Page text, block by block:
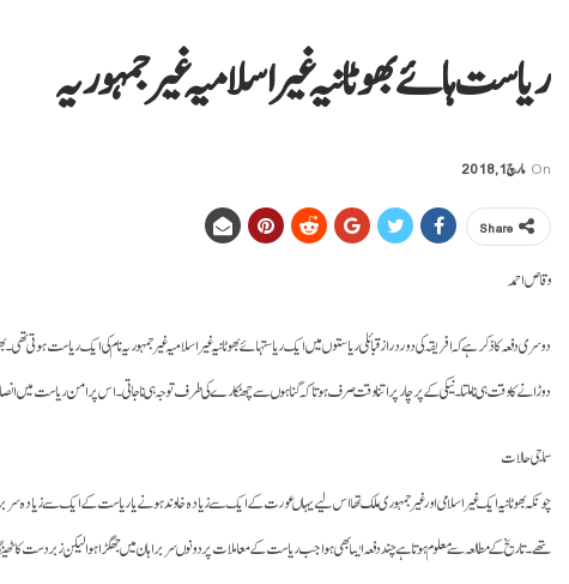
ریاست ہائے بھوٹانیہ غیر اسلامیہ غیر جمہوریہ
On مارچ 1, 2018
Share
وقاص احمد
دوسری دفعہ کا ذکر ہے کہ افریقہ کی دور دراز قبائلی ریاستوں میں ایک ریاستہائے بھوٹانیہ غیر اسلامیہ غیر جمہوریہ نام کی ایک
دوڑانے کا وقت ہی نا ملتا۔ نیکی کے پرچار پر اتنا وقت صرف ہوتا کہ گناہوں سے چھٹکارے کی طرف توجہ ہی نا جاتی۔ اس پرامن ریاست میں
سماجی حالات
چونکہ بھوٹانیہ ایک غیر اسلامی اور غیر جمہوری ملک تھا اس لیے یہاں عورت کے ایک سے زیادہ خاوند ہونے یا ریاست کے ایک سے زیادہ
تھے۔ تاریخ کے مطالعہ سے معلوم ہوتا ہے چند دفعہ ایسا بھی ہوا جب ریاست کے معاملات پر دونوں سربراہان میں جھگڑا ہوا لیکن زبردست کا